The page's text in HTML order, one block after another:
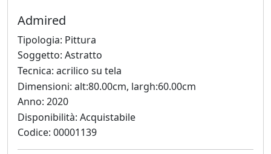
Silvia
Canton
LeoNilde
Carabba
Gastone
Cecconello
Admired
Tipologia: Pittura
Soggetto: Astratto
Tecnica: acrilico su tela
Dimensioni: alt:80.00cm, largh:60.00cm
Anno: 2020
Disponibilità: Acquistabile
Codice: 00001139